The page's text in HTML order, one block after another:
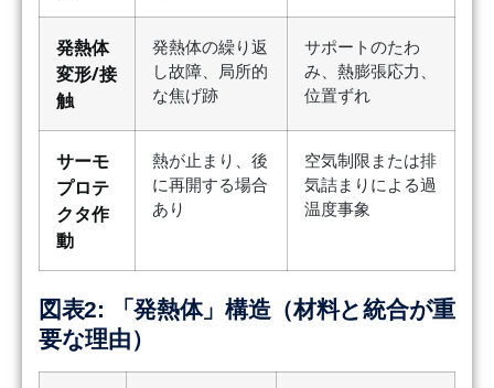
発熱体
変形/接
触
発熱体の繰り返
し故障、局所的
な焦げ跡
サポートのたわ
み、熱膨張応力、
位置ずれ
サーモ
プロテ
クタ作
動
熱が止まり、後
に再開する場合
あり
空気制限または排
気詰まりによる過
温度事象
図表2: 「発熱体」構造（材料と統合が重
要な理由）